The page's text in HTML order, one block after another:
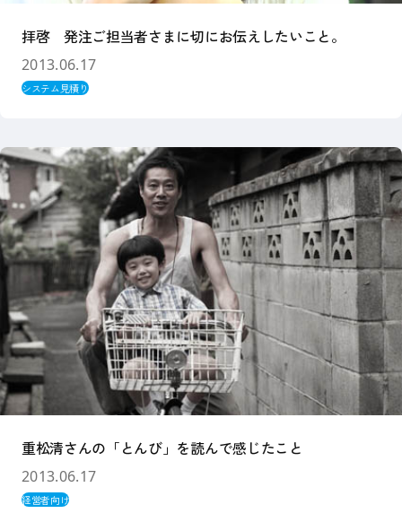
拝啓 発注ご担当者さまに切にお伝えしたいこと。
2013.06.17
システム見積り
重松清さんの「とんび」を読んで感じたこと
2013.06.17
経営者向け